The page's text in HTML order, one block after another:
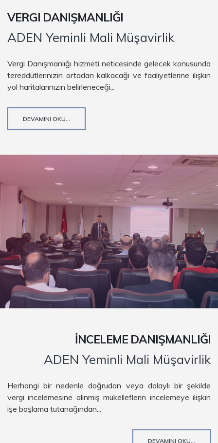
VERGI DANIŞMANLIĞI
ADEN Yeminli Mali Müşavirlik
Vergi Danışmanlığı hizmeti neticesinde gelecek konusunda
tereddütlerinizin ortadan kalkacağı ve faaliyetlerine ilişkin
yol haritalarınızın belirleneceği...
DEVAMINI OKU...
İNCELEME DANIŞMANLIĞI
ADEN Yeminli Mali Müşavirlik
Herhangi bir nedenle doğrudan veya dolaylı bir şekilde
vergi incelemesine alınmış mükelleflerin incelemeye ilişkin
işe başlama tutanağından...
DEVAMINI OKU...